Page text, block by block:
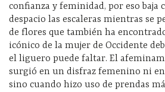
confianza y feminidad, por eso baja
despacio las escaleras mientras se
de flores que también ha
icónico de la mujer de Occidente
el liguero puede faltar. El
surgió en un disfraz femenino ni
sino cuando hizo uso de prendas